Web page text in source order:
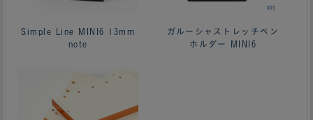
Simple Line MINI6 13mm
note
ガルーシャストレッチペン
ホルダー MINI6